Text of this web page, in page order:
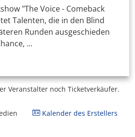
"The Voice - Comeback
Talenten, die in den Blind
Runden ausgeschieden
...
Veranstalter noch Ticketverkäufer.
Kalender des Erstellers